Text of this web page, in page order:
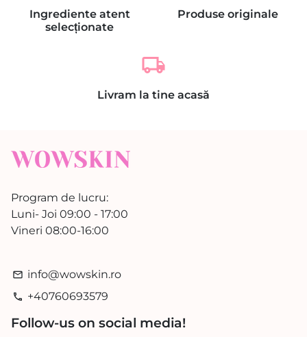
Ingrediente atent
selecționate
Produse originale
local_shipping
Livram la tine acasă
Program de lucru:
Luni- Joi 09:00 - 17:00
Vineri 08:00-16:00
email info@wowskin.ro
phone +40760693579
Follow-us on social media!